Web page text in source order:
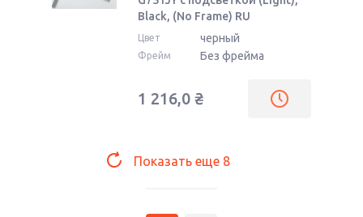
Black, (No Frame) RU
Цвет черный
Фрейм Без фрейма
1 216,0 ₴
Показать еще 8